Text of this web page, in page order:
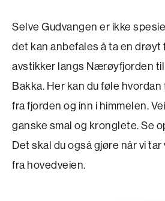
Selve Gudvangen er ikke
det kan anbefales å ta en
avstikker langs Nærøyfjorden
Bakka. Her kan du føle
fra fjorden og inn i himmelen.
ganske smal og kronglete. Se
Det skal du også gjøre når vi
fra hovedveien.